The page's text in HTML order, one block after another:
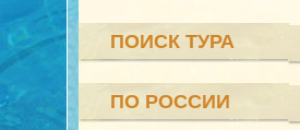
ПОИСК ТУРА
ПО РОССИИ